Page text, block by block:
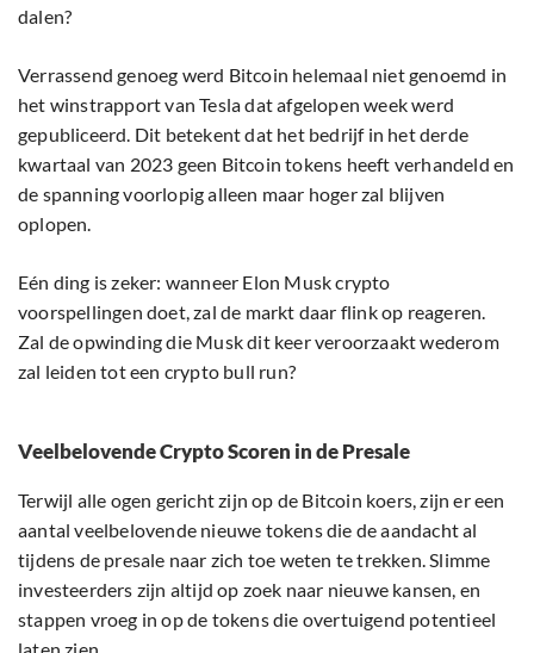
dalen?
Verrassend genoeg werd Bitcoin helemaal niet genoemd in
het winstrapport van Tesla dat afgelopen week werd
gepubliceerd. Dit betekent dat het bedrijf in het derde
kwartaal van 2023 geen Bitcoin tokens heeft verhandeld en
de spanning voorlopig alleen maar hoger zal blijven
oplopen.
Eén ding is zeker: wanneer Elon Musk crypto
voorspellingen doet, zal de markt daar flink op reageren.
Zal de opwinding die Musk dit keer veroorzaakt wederom
zal leiden tot een crypto bull run?
Veelbelovende Crypto Scoren in de Presale
Terwijl alle ogen gericht zijn op de Bitcoin koers, zijn er een
aantal veelbelovende nieuwe tokens die de aandacht al
tijdens de presale naar zich toe weten te trekken. Slimme
investeerders zijn altijd op zoek naar nieuwe kansen, en
stappen vroeg in op de tokens die overtuigend potentieel